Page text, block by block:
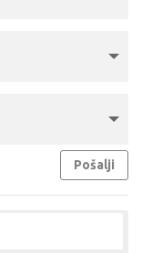
Pošalji